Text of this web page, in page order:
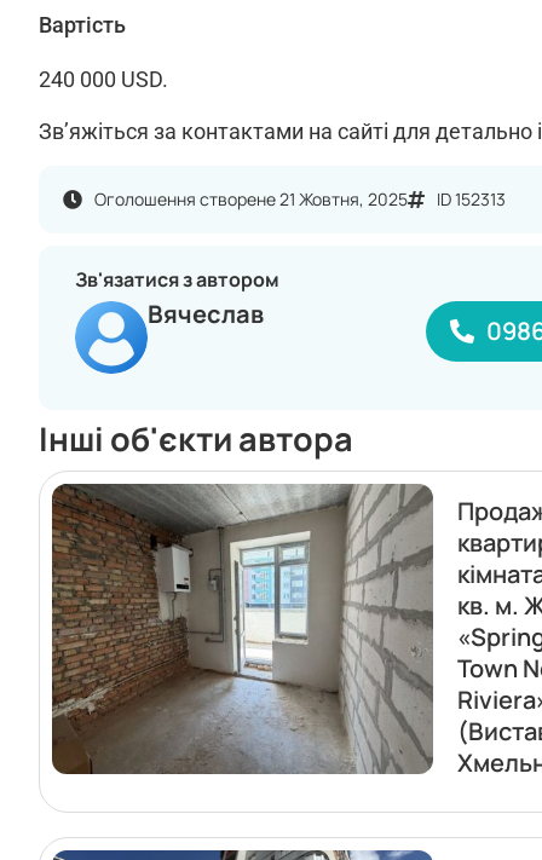
Вартість
240 000 USD.
Зв’яжіться за контактами на сайті для детально
Оголошення створене 21 Жовтня, 2025 ID 152313
Зв'язатися з автором
Вячеслав
Інші об'єкти автора
кв. м.
Town